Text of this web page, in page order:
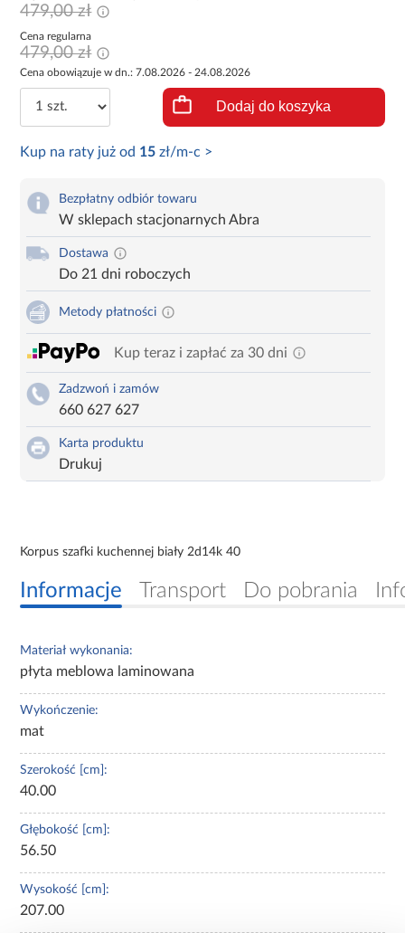
479,00 zł
Cena regularna
479,00 zł
Cena obowiązuje w dn.: 7.08.2026 - 24.08.2026
Dodaj do koszyka
Kup na raty już od 15 zł/m-c >
Bezpłatny odbiór towaru
W sklepach stacjonarnych Abra
Dostawa
Do 21 dni roboczych
Metody płatności
Kup teraz i zapłać za 30 dni
Zadzwoń i zamów
660 627 627
Karta produktu
Drukuj
Korpus szafki kuchennej biały 2d14k 40
Informacje Transport Do pobrania
Materiał wykonania:
płyta meblowa laminowana
Wykończenie:
mat
Szerokość [cm]:
40.00
Głębokość [cm]:
56.50
Wysokość [cm]:
207.00